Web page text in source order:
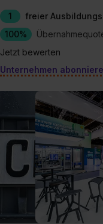
1
freier
100%
Jetzt bewerten
Unternehmen